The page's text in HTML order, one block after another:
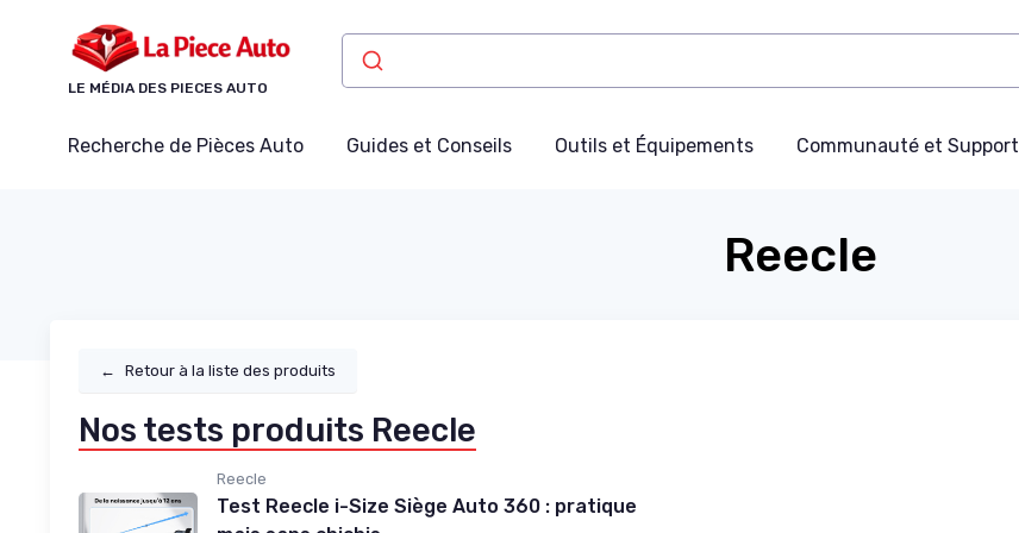
LE MÉDIA DES PIECES AUTO
Recherche de Pièces Auto Guides et Conseils Outils et Équipements Communauté et Support
Reecle
← Retour à la liste des produits
Nos tests produits Reecle
Reecle
Test Reecle i-Size Siège Auto 360 : pratique